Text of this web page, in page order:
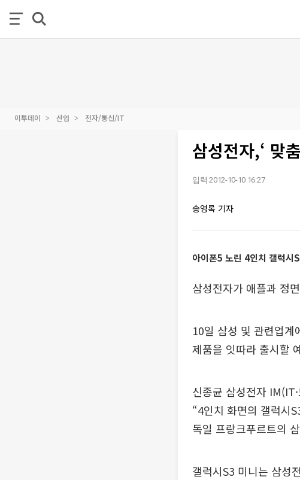
이투데이 산업 전자/통신/IT
삼성전자,‘ 맞
입력 2012-10-10 16:27
송영록 기자
아이폰5 노린 4인치 갤럭시
삼성전자가 애플과 정
10일 삼성 및 관련업계
제품을 잇따라 출시할
신종균 삼성전자
“4인치 화면의 갤럭시
독일 프랑크푸르트의
갤럭시S3 미니는 삼성